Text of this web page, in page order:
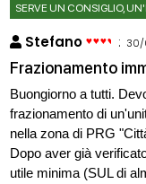
SERVE UN CONSIGLIO,
Stefano :
Frazionamento
Buongiorno a tutti.
frazionamento di
nella zona di PRG
Dopo aver già
utile minima (SUL di